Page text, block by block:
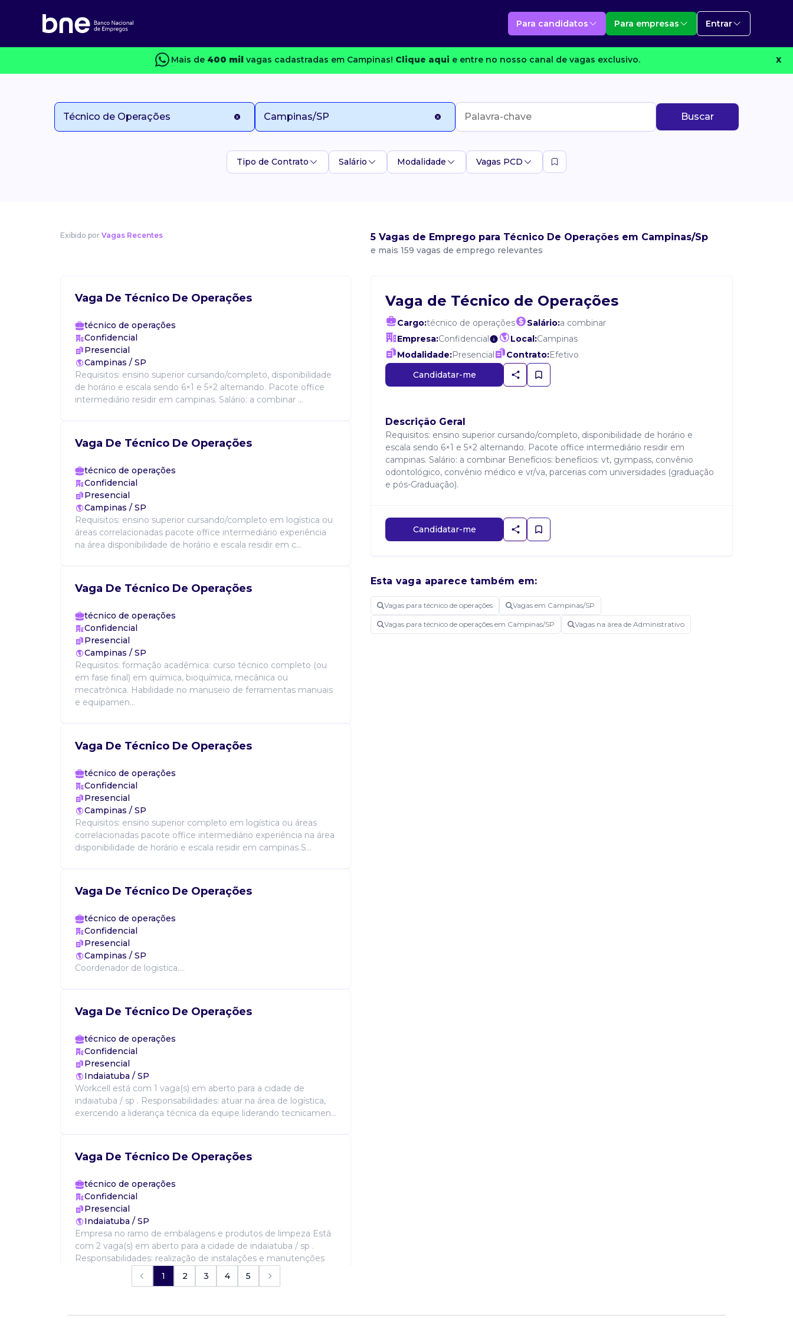
Para candidatos Para empresas Entrar
Mais de 400 milvagas cadastradas em Campinas! Clique aqui e entre no nosso canal de vagas exclusivo. X
Buscar
Tipo de Contrato Salário Modalidade Vagas PCD
Exibido por Vagas Recentes 5 Vagas de Emprego para Técnico De Operações em Campinas/Sp
e mais 159 vagas de emprego relevantes
Vaga De Técnico De Operações
técnico de operações
Confidencial
Presencial
Campinas / SP
Requisitos: ensino superior cursando/completo, disponibilidade
de horário e escala sendo 6×1 e 5×2 alternando. Pacote office
intermediário residir em campinas. Salário: a combinar ...
Vaga De Técnico De Operações
técnico de operações
Confidencial
Presencial
Campinas / SP
Requisitos: ensino superior cursando/completo em logística ou
áreas correlacionadas pacote office intermediário experiência
na área disponibilidade de horário e escala residir em c...
Vaga De Técnico De Operações
técnico de operações
Confidencial
Presencial
Campinas / SP
Requisitos: formação acadêmica: curso técnico completo (ou
em fase final) em química, bioquímica, mecânica ou
mecatrônica. Habilidade no manuseio de ferramentas manuais
e equipamen...
Vaga De Técnico De Operações
técnico de operações
Confidencial
Presencial
Campinas / SP
Requisitos: ensino superior completo em logística ou áreas
correlacionadas pacote office intermediário experiência na área
disponibilidade de horário e escala residir em campinas S...
Vaga De Técnico De Operações
técnico de operações
Confidencial
Presencial
Campinas / SP
Coordenador de logistica....
Vaga De Técnico De Operações
técnico de operações
Confidencial
Presencial
Indaiatuba / SP
Workcell está com 1 vaga(s) em aberto para a cidade de
indaiatuba / sp . Responsabilidades: atuar na área de logística,
exercendo a liderança técnica da equipe liderando tecnicamen...
Vaga De Técnico De Operações
técnico de operações
Confidencial
Presencial
Indaiatuba / SP
Empresa no ramo de embalagens e produtos de limpeza Está
com 2 vaga(s) em aberto para a cidade de indaiatuba / sp .
Responsabilidades: realização de instalações e manutenções
Vaga De Técnico De Operações
1 2 3 4 5
Vaga de Técnico de Operações
Cargo:técnico de operações Salário:a combinar
Empresa:Confidencial Local:Campinas
Modalidade:Presencial Contrato:Efetivo
Candidatar-me
Descrição Geral
Requisitos: ensino superior cursando/completo, disponibilidade de horário e
escala sendo 6×1 e 5×2 alternando. Pacote office intermediário residir em
campinas. Salário: a combinar Benefícios: benefícios: vt, gympass, convênio
odontológico, convênio médico e vr/va, parcerias com universidades (graduação
e pós-Graduação).
Candidatar-me
Esta vaga aparece também em:
Vagas para técnico de operações Vagas em Campinas/SP
Vagas para técnico de operações em Campinas/SP Vagas na área de Administrativo